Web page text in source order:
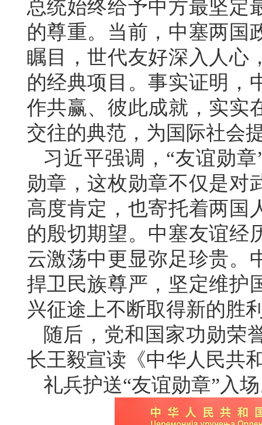
总统始终给予中方最坚定
的尊重。当前，中塞两国
瞩目，世代友好深入人心
的经典项目。事实证明，
作共赢、彼此成就，实实
交往的典范，为国际社会
习近平强调，“友谊勋
勋章，这枚勋章不仅是对
高度肯定，也寄托着两国
的殷切期望。中塞友谊经
云激荡中更显弥足珍贵。
捍卫民族尊严，坚定维护
兴征途上不断取得新的胜
随后，党和国家功勋荣
长王毅宣读《中华人民共
礼兵护送“友谊勋章”入